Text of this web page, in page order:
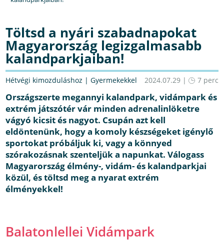
Töltsd a nyári szabadnapokat
Magyarország legizgalmasabb
kalandparkjaiban!
Hétvégi kimozduláshoz |Gyermekekkel 2024.07.29 | 7 perc
Országszerte megannyi kalandpark, vidámpark és
extrém játszótér vár minden adrenalinlöketre
vágyó kicsit és nagyot. Csupán azt kell
eldöntenünk, hogy a komoly készségeket igénylő
sportokat próbáljuk ki, vagy a könnyed
szórakozásnak szenteljük a napunkat. Válogass
Magyarország élmény-, vidám- és kalandparkjai
közül, és töltsd meg a nyarat extrém
élményekkel!
Balatonlellei Vidámpark